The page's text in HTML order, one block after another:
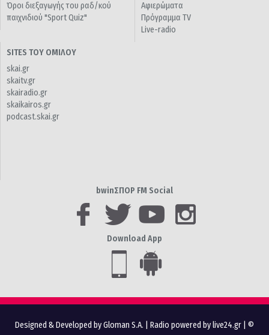
Όροι διεξαγωγής του ραδ/κού
παιχνιδιού "Sport Quiz"
Αφιερώματα
Πρόγραμμα TV
Live-radio
SITES ΤΟΥ ΟΜΙΛΟΥ
skai.gr
skaitv.gr
skairadio.gr
skaikairos.gr
podcast.skai.gr
bwinΣΠΟΡ FM Social
Download App
Designed & Developed by Gloman S.A. Radio powered by live24.gr | ©